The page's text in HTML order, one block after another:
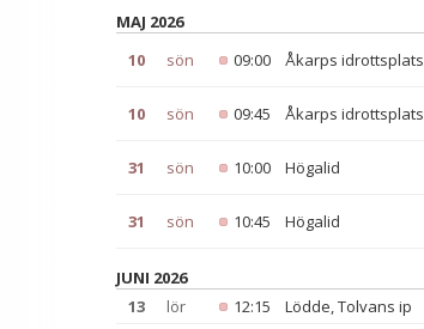
MAJ 2026
10
sön 09:00 Åkarps idrottsplats
10 sön 09:45 Åkarps idrottsplats
31 sön 10:00 Högalid
31 sön 10:45 Högalid
JUNI 2026
13
lör 12:15 Lödde, Tolvans ip